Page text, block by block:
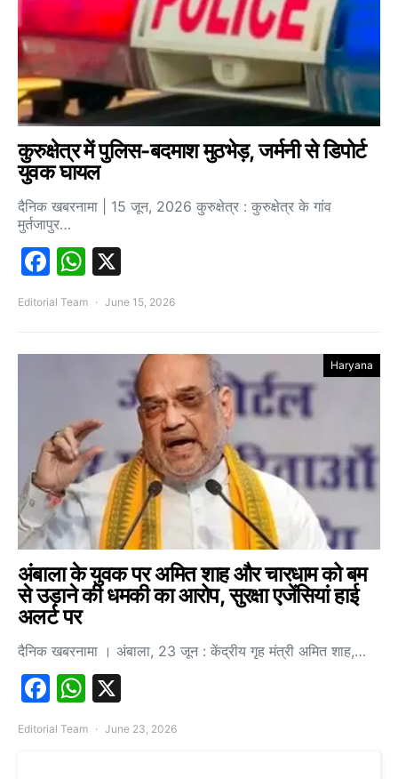
कुरुक्षेत्र में पुलिस-बदमाश मुठभेड़, जर्मनी से डिपोर्ट
युवक घायल
दैनिक खबरनामा | 15 जून, 2026 कुरुक्षेत्र : कुरुक्षेत्र के गांव
मुर्तजापुर…
Facebook
WhatsApp
Editorial Team June 15, 2026
Haryana
अंबाला के युवक पर अमित शाह और चारधाम को बम
से उड़ाने की धमकी का आरोप, सुरक्षा एजेंसियां हाई
अलर्ट पर
दैनिक खबरनामा । अंबाला, 23 जून : केंद्रीय गृह मंत्री अमित शाह,…
Facebook
WhatsApp
Editorial Team June 23, 2026